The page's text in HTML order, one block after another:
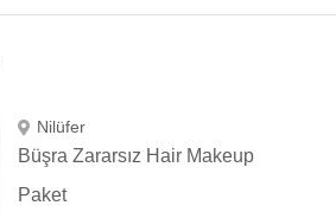
Nilüfer
Büşra Zararsız Hair Makeup
Paket